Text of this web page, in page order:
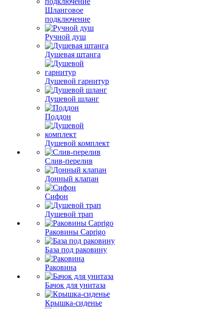
Шланговое
подключение
Ручной душ
Душевая штанга
Душевой гарнитур
Душевой шланг
Поддон
Душевой комплект
Слив-перелив
Донный клапан
Сифон
Душевой трап
Раковины Caprigo
База под раковину
Раковина
Бачок для унитаза
Крышка-сиденье